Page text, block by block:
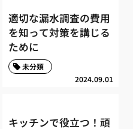
適切な漏水調査の費用
を知って対策を講じる
ために
2024.09.01
未分類
キッチンで役立つ！頑